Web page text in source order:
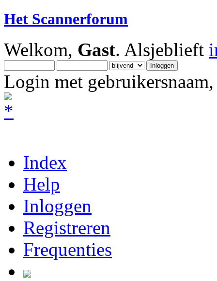
Het Scannerforum
Welkom, Gast. Alsjeblieft
Login met
Index
Help
Inloggen
Registreren
Frequenties